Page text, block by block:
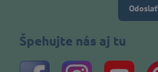
Odoslať
Špehujte nás aj tu